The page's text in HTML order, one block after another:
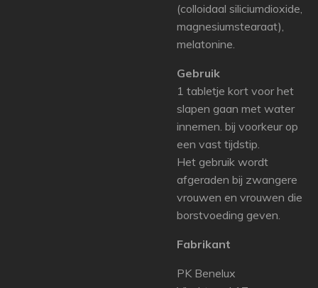
(colloidaal siliciumdioxide,
magnesiumstearaat),
melatonine.
Gebruik
1 tabletje kort voor het
slapen gaan met water
innemen. bij voorkeur op
een vast tijdstip.
Het gebruik wordt
afgeraden bij zwangere
vrouwen en vrouwen die
borstvoeding geven.
Fabrikant
PK Benelux